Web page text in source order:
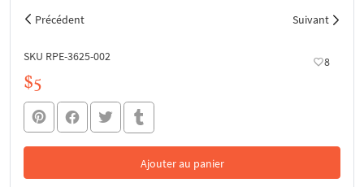
Précédent Suivant
SKU RPE-3625-002 8
$5
Ajouter au panier